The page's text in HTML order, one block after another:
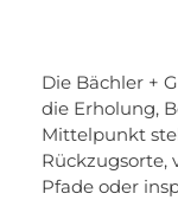
Die Bächler +
die Erholung,
Mittelpunkt
Rückzugsorte,
Pfade oder